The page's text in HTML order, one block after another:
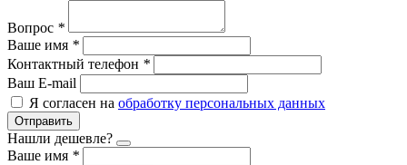
Вопрос *
Ваше имя *
Контактный телефон *
Ваш E-mail
Я согласен на обработку персональных данных
Отправить
Нашли дешевле?
Ваше имя *